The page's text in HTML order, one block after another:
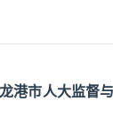
龙港市人大监督